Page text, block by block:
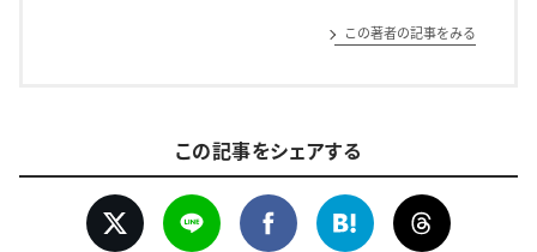
この著者の記事をみる
この記事をシェアする